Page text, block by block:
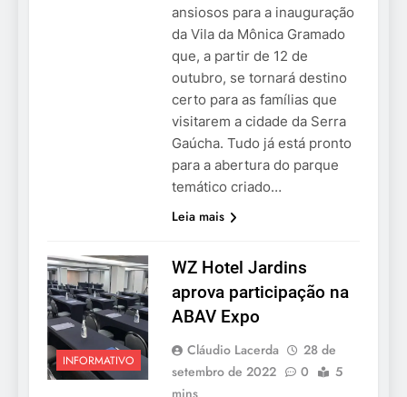
ansiosos para a inauguração
da Vila da Mônica Gramado
que, a partir de 12 de
outubro, se tornará destino
certo para as famílias que
visitarem a cidade da Serra
Gaúcha. Tudo já está pronto
para a abertura do parque
temático criado…
Leia mais
INFORMATIVO
WZ Hotel Jardins
aprova participação na
ABAV Expo
Cláudio Lacerda
28 de
setembro de 2022
0
5
mins